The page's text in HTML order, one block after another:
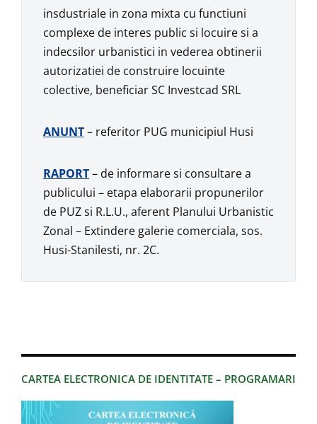
CARTEA ELECTRONICA DE IDENTITATE – PROGRAMARI
insdustriale in zona mixta cu functiuni
complexe de interes public si locuire si a
indecsilor urbanistici in vederea obtinerii
autorizatiei de construire locuinte
colective, beneficiar SC Investcad SRL
ANUNT– referitor PUG municipiul Husi
RAPORT– de informare si consultare a
publicului – etapa elaborarii propunerilor
de PUZ si R.L.U., aferent Planului Urbanistic
Zonal – Extindere galerie comerciala, sos.
Husi-Stanilesti, nr. 2C.